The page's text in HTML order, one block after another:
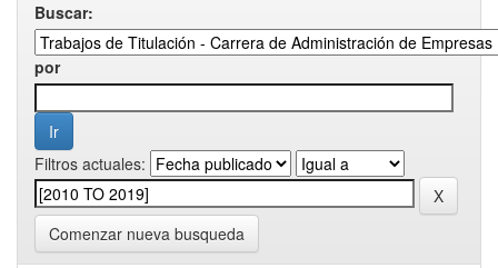
Buscar:
por
Filtros actuales:
Comenzar nueva busqueda